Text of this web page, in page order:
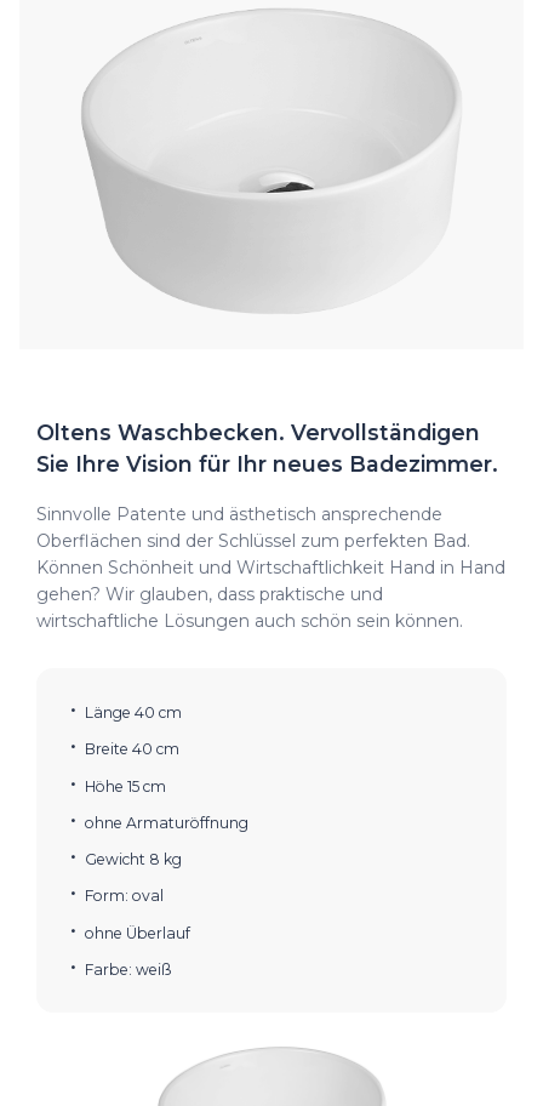
Oltens Waschbecken. Vervollständigen
Sie Ihre Vision für Ihr neues Badezimmer.
Sinnvolle Patente und ästhetisch ansprechende
Oberflächen sind der Schlüssel zum perfekten Bad.
Können Schönheit und Wirtschaftlichkeit Hand in Hand
gehen? Wir glauben, dass praktische und
wirtschaftliche Lösungen auch schön sein können.
Länge 40 cm
Breite 40 cm
Höhe 15 cm
ohne Armaturöffnung
Gewicht 8 kg
Form: oval
ohne Überlauf
Farbe: weiß